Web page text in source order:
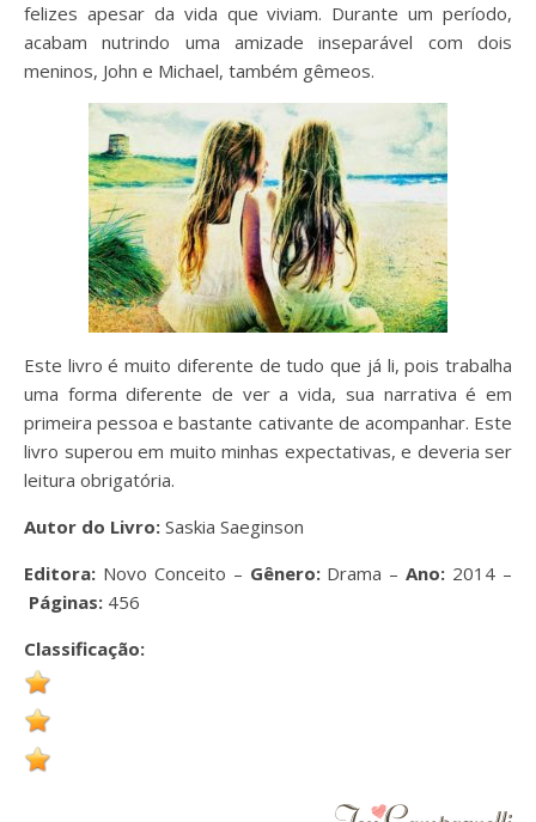
felizes apesar da vida que viviam. Durante um período,
acabam nutrindo uma amizade inseparável com dois
meninos, John e Michael, também gêmeos.
Este livro é muito diferente de tudo que já li, pois trabalha
uma forma diferente de ver a vida, sua narrativa é em
primeira pessoa e bastante cativante de acompanhar. Este
livro superou em muito minhas expectativas, e deveria ser
leitura obrigatória.
Autor do Livro: Saskia Saeginson
Editora: Novo Conceito – Gênero:Drama –Ano: 2014 –
Páginas: 456
Classificação: